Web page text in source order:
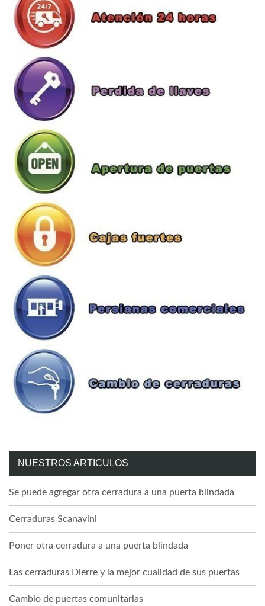
NUESTROS ARTICULOS
Se puede agregar otra cerradura a una puerta blindada
Cerraduras Scanavini
Poner otra cerradura a una puerta blindada
Las cerraduras Dierre y la mejor cualidad de sus puertas
Cambio de puertas comunitarias